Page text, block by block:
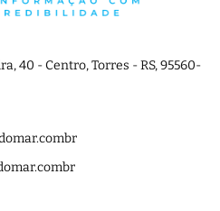
40 - Centro, Torres - RS, 95560-